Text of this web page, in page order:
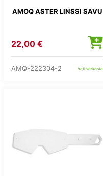
AMOQ ASTER LINSSI SAVU
22,00 €
AMQ-222304-2 heti verkosta